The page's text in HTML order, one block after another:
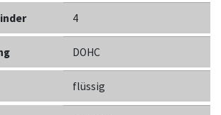
4
DOHC
flüssig